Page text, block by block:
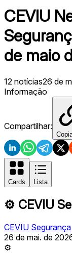
CEVIU
de maio
12 notícias26 de
Informação
Compartilhar:
Cards Lista
⚙️ CEVIU
CEVIU
26 de mai. de
⚙